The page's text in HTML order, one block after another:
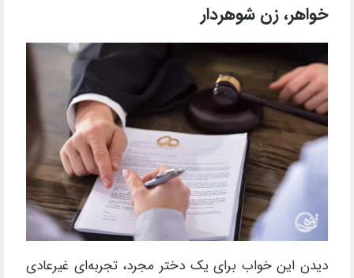
خواهر، زن شوهردار
دیدن این خواب برای یک دختر مجرد، تجربه‌ای غیر‌عادی